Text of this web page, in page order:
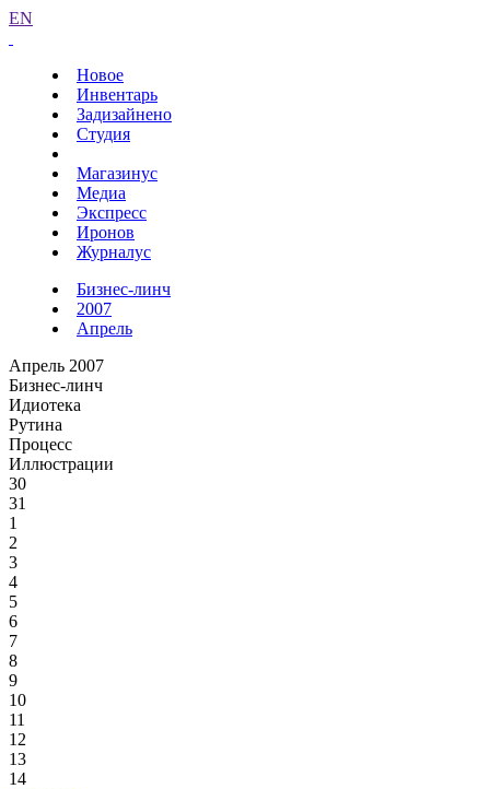
EN
Новое
Инвентарь
Задизайнено
Студия
Магазинус
Медиа
Экспресс
Иронов
Журналус
Бизнес-линч
2007
Апрель
Апрель 2007
Бизнес-линч
Идиотека
Рутина
Процесс
Иллюстрации
30
31
1
2
3
4
5
6
7
8
9
10
11
12
13
14